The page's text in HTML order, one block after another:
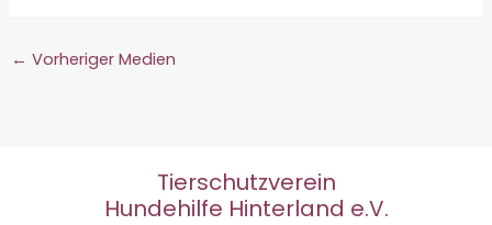
← Vorheriger Medien
Tierschutzverein
Hundehilfe Hinterland e.V.